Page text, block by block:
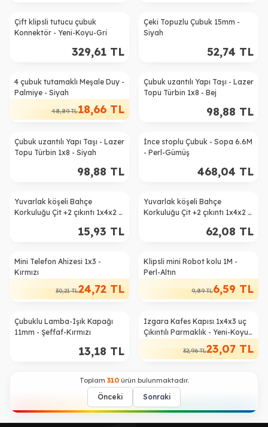
Çift klipsli tutucu çubuk
Konnektör - Yeni-Koyu-Gri
329,61 TL
Çeki Topuzlu Çubuk 15mm -
Siyah
52,74 TL
%62
4 çubuk tutamaklı Meşale Duy -
Palmiye - Siyah
48,89TL18,66 TL
Çubuk uzantılı Yapı Taşı - Lazer
Topu Türbin 1x8 - Bej
98,88 TL
Çubuk uzantılı Yapı Taşı - Lazer
Topu Türbin 1x8 - Siyah
98,88 TL
İnce stoplu Çubuk - Sopa 6.6M
- Perl-Gümüş
468,04 TL
Yuvarlak köşeli Bahçe
Korkuluğu Çit +2 çıkıntı 1x4x2 -
15,93 TL
Yuvarlak köşeli Bahçe
Korkuluğu Çit +2 çıkıntı 1x4x2 -
62,08 TL
%18
Mini Telefon Ahizesi 1x3 -
Kırmızı
30,21TL24,72 TL
%33
Klipsli mini Robot kolu 1M -
Perl-Altın
9,89TL6,59 TL
Çubuklu Lamba-Işık Kapağı
11mm - Şeffaf-Kırmızı
13,18 TL
%30
Izgara Kafes Kapısı 1x4x3 uç
Çıkıntılı Parmaklık - Yeni-Koyu-
32,96TL23,07 TL
Toplam 310 ürün bulunmaktadır.
Önceki Sonraki